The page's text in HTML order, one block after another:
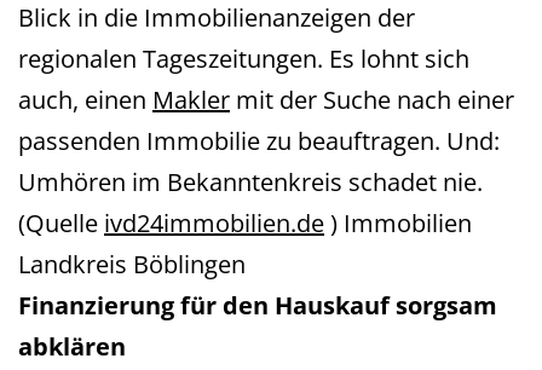
Blick in die Immobilienanzeigen der
regionalen Tageszeitungen. Es lohnt sich
auch, einen Makler mit der Suche nach einer
passenden Immobilie zu beauftragen. Und:
Umhören im Bekanntenkreis schadet nie.
(Quelle ivd24immobilien.de) Immobilien
Landkreis Böblingen
Finanzierung für den Hauskauf sorgsam
abklären